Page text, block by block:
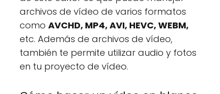
archivos de vídeo de varios formatos
como AVCHD, MP4, AVI, HEVC, WEBM,
etc. Además de archivos de vídeo,
también te permite utilizar audio y fotos
en tu proyecto de vídeo.